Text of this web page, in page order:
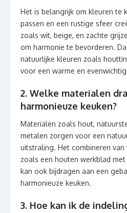
Het is belangrijk om kleuren te
passen en een rustige sfeer
zoals wit, beige, en zachte
om harmonie te bevorderen.
natuurlijke kleuren zoals
voor een warme en
2. Welke materialen
harmonieuze keuken?
Materialen zoals hout,
metalen zorgen voor een
uitstraling. Het combineren van
zoals een houten werkblad
kan ook bijdragen aan een
harmonieuze keuken.
3. Hoe kan ik de